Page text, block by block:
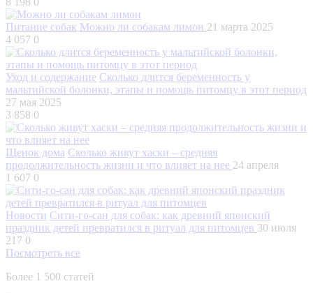
Питание собак Можно ли собакам лимон 21 марта 2025
4 057 0
Уход и содержание Сколько длится беременность у
мальтийской болонки, этапы и помощь питомцу в этот период
27 мая 2025
3 858 0
Щенок дома Сколько живут хаски – средняя
продолжительность жизни и что влияет на нее 24 апреля
1 607 0
Новости Сити-го-сан для собак: как древний японский
праздник детей превратился в ритуал для питомцев 30 июля
217 0
Посмотреть все
Более 1 500 статей